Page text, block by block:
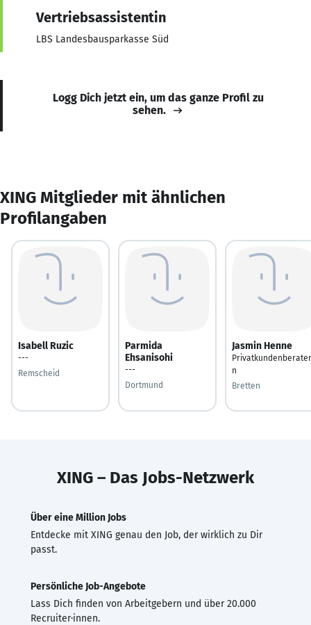
Vertriebsassistentin
LBS Landesbausparkasse Süd
Logg Dich jetzt ein, um das ganze Profil zu
sehen.
XING Mitglieder mit ähnlichen
Profilangaben
Isabell Ruzic
---
Remscheid
Parmida
Ehsanisohi
---
Dortmund
Jasmin Henne
n
Bretten
XING – Das Jobs-Netzwerk
Über eine Million Jobs
Entdecke mit XING genau den Job, der wirklich zu Dir
passt.
Persönliche Job-Angebote
Lass Dich finden von Arbeitgebern und über 20.000
Recruiter·innen.